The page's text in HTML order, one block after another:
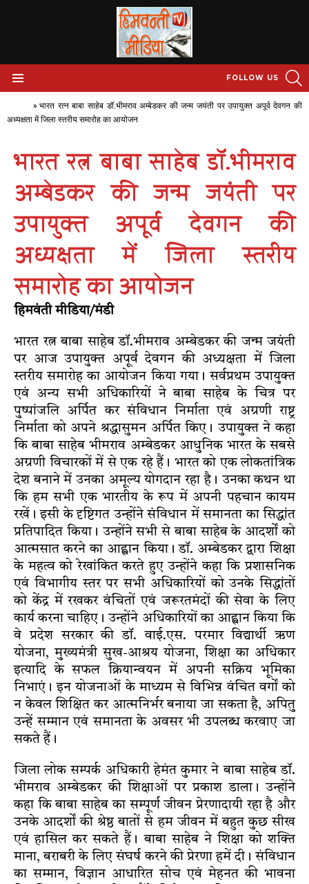
FOLLOW US
»भारत रत्न बाबा साहेब डॉ.भीमराव अम्बेडकर की जन्म जयंती पर उपायुक्त अपूर्व देवगन की
अध्यक्षता में जिला स्तरीय समारोह का आयोजन
भारत रत्न बाबा साहेब डॉ.भीमराव
अम्बेडकर की जन्म जयंती पर
उपायुक्त अपूर्व देवगन की
अध्यक्षता में जिला स्तरीय
समारोह का आयोजन
हिमवंती मीडिया/मंडी
भारत रत्न बाबा साहेब डॉ.भीमराव अम्बेडकर की जन्म जयंती
पर आज उपायुक्त अपूर्व देवगन की अध्यक्षता में जिला
स्तरीय समारोह का आयोजन किया गया। सर्वप्रथम उपायुक्त
एवं अन्य सभी अधिकारियों ने बाबा साहेब के चित्र पर
पुष्पांजलि अर्पित कर संविधान निर्माता एवं अग्रणी राष्ट्र
निर्माता को अपने श्रद्धासुमन अर्पित किए। उपायुक्त ने कहा
कि बाबा साहेब भीमराव अम्बेडकर आधुनिक भारत के सबसे
अग्रणी विचारकों में से एक रहे हैं। भारत को एक लोकतांत्रिक
देश बनाने में उनका अमूल्य योगदान रहा है। उनका कथन था
कि हम सभी एक भारतीय के रूप में अपनी पहचान कायम
रखें। इसी के दृष्टिगत उन्होंने संविधान में समानता का सिद्धांत
प्रतिपादित किया। उन्होंने सभी से बाबा साहेब के आदर्शों को
आत्मसात करने का आह्वान किया। डॉ. अम्बेडकर द्वारा शिक्षा
के महत्व को रेखांकित करते हुए उन्होंने कहा कि प्रशासनिक
एवं विभागीय स्तर पर सभी अधिकारियों को उनके सिद्धांतों
को केंद्र में रखकर वंचितों एवं जरूरतमंदों की सेवा के लिए
कार्य करना चाहिए। उन्होंने अधिकारियों का आह्वान किया कि
वे प्रदेश सरकार की डॉ. वाई.एस. परमार विद्यार्थी ऋण
योजना, मुख्यमंत्री सुख-आश्रय योजना, शिक्षा का अधिकार
इत्यादि के सफल क्रियान्वयन में अपनी सक्रिय भूमिका
निभाएं। इन योजनाओं के माध्यम से विभिन्न वंचित वर्गों को
न केवल शिक्षित कर आत्मनिर्भर बनाया जा सकता है, अपितु
उन्हें सम्मान एवं समानता के अवसर भी उपलब्ध करवाए जा
सकते हैं।
जिला लोक सम्पर्क अधिकारी हेमंत कुमार ने बाबा साहेब डॉ.
भीमराव अम्बेडकर की शिक्षाओं पर प्रकाश डाला। उन्होंने
कहा कि बाबा साहेब का सम्पूर्ण जीवन प्रेरणादायी रहा है और
उनके आदर्शों की श्रेष्ठ बातों से हम जीवन में बहुत कुछ सीख
एवं हासिल कर सकते हैं। बाबा साहेब ने शिक्षा को शक्ति
माना, बराबरी के लिए संघर्ष करने की प्रेरणा हमें दी। संविधान
का सम्मान, विज्ञान आधारित सोच एवं मेहनत की भावना